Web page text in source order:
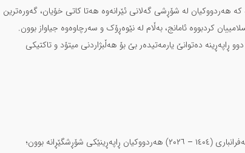
کە هەردووکیان لە شۆڕشی گەلانی ئێرانەوە هەتا کاتی خۆیان، گەورەترین
کردبووە ئامانج، بەڵام لە نێوەڕۆک و سەرچاوەوە جیاواز بوون.
ڕاپەڕینە دەتوانێ یارمەتیدەر بێ بۆ هەڵبژاردنی میتۆد و تاکتیکی
ڕاپەڕینی ژینا (ژن، ژیان، ئازادی) ١٤٠١ (٢٠٢٢) و ڕاپەڕینی بەفرانباری (١٤٠٤ – ٢٠٢٦) هەردووکیان ڕاپەڕینێکی شۆڕشگێڕانە بوون؛